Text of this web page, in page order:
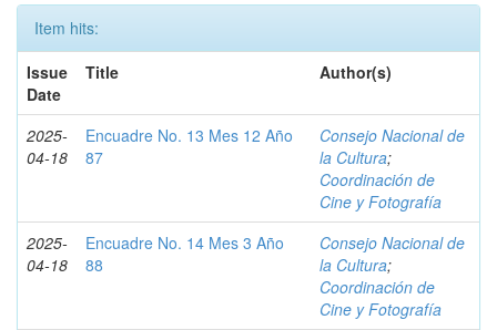
Item hits:
Issue
Date
Title Author(s)
2025-
04-18
Encuadre No. 13 Mes 12 Año
87
Consejo Nacional de
la Cultura;
Coordinación de
Cine y Fotografía
2025-
04-18
Encuadre No. 14 Mes 3 Año
88
Consejo Nacional de
la Cultura;
Coordinación de
Cine y Fotografía